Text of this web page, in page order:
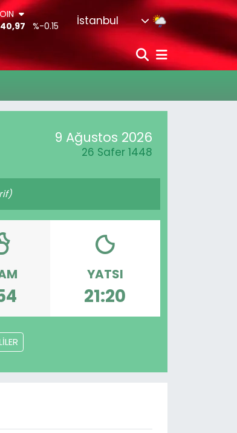
%-0.15
%0.32
%0.38
İstanbul
9 Ağustos 2026
26 Safer 1448
YATSI
21:20